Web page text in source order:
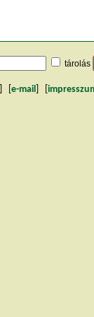
tárolás
e-mail